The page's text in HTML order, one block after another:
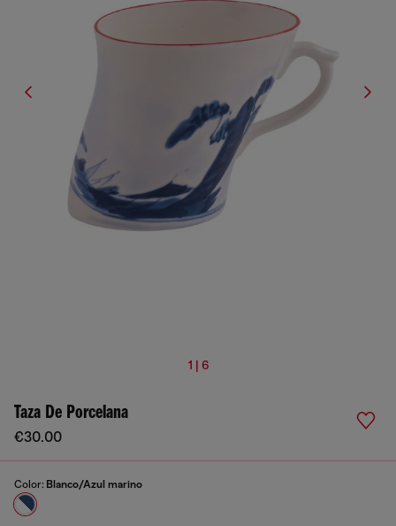
1 | 6
Taza De Porcelana
€30.00
Color: Blanco/Azul marino